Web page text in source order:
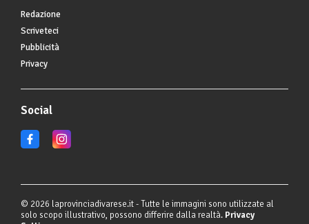
Redazione
Scriveteci
Pubblicità
Privacy
Social
© 2026 laprovinciadivarese.it - Tutte le immagini sono utilizzate al
solo scopo illustrativo, possono differire dalla realtà. Privacy